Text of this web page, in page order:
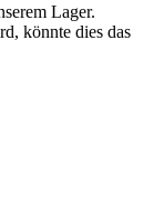
Lager.
könnte dies das